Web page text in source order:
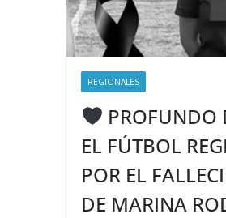
REGIONALES
PROFUNDO
EL FÚTBOL
POR EL
DE MARINA